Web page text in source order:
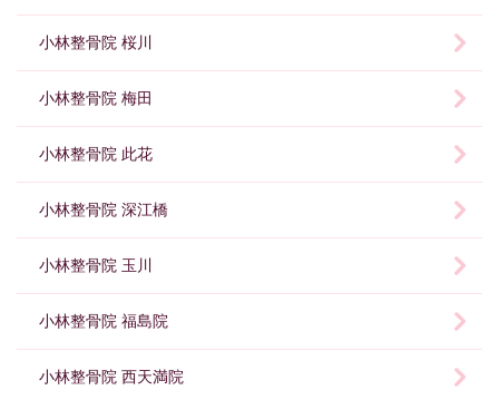
小林整骨院 桜川
小林整骨院 梅田
小林整骨院 此花
小林整骨院 深江橋
小林整骨院 玉川
小林整骨院 福島院
小林整骨院 西天満院